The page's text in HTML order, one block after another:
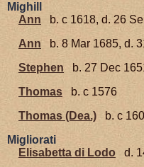
Mighill
Ann
b. c 1618, d. 26
Ann
b. 8 Mar 1685, d.
Stephen
b. 27 Dec
Thomas
b. c 1576
Thomas (Dea.)
b. c
Migliorati
Elisabetta di Lodo
d.